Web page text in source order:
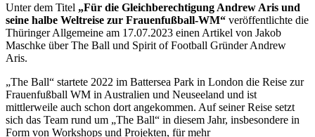
Unter dem Titel „Für die Gleichberechtigung Andrew Aris und
seine halbe Weltreise zur Frauenfußball-WM“ veröffentlichte die
Thüringer Allgemeine am 17.07.2023 einen Artikel von Jakob
Maschke über The Ball und Spirit of Football Gründer Andrew
Aris.
„The Ball“ startete 2022 im Battersea Park in London die Reise zur
Frauenfußball WM in Australien und Neuseeland und ist
mittlerweile auch schon dort angekommen. Auf seiner Reise setzt
sich das Team rund um „The Ball“ in diesem Jahr, insbesondere in
Form von Workshops und Projekten, für mehr